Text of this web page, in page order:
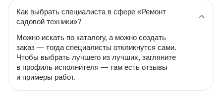
Как выбрать специалиста в сфере «Ремонт
садовой техники»?
Можно искать по каталогу, а можно создать
заказ — тогда специалисты откликнутся сами.
Чтобы выбрать лучшего из лучших, загляните
в профиль исполнителя — там есть отзывы
и примеры работ.